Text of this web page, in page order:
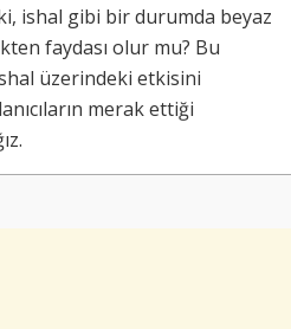
ishal gibi bir durumda beyaz
faydası olur mu? Bu
üzerindeki etkisini
merak ettiği